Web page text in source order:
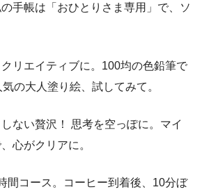
手帳は「おひとりさま専用」で、ソ
リエイティブに。100均の色鉛筆で
の大人塗り絵、試してみて。
しない贅沢！ 思考を空っぽに。マイ
心がクリアに。
間コース。コーヒー到着後、10分ぼ